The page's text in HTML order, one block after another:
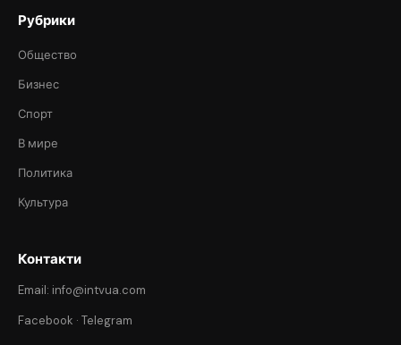
Рубрики
Общество
Бизнес
Спорт
В мире
Политика
Культура
Контакти
Email: info@intvua.com
Facebook · Telegram